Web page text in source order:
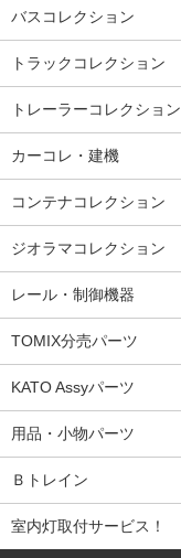
バスコレクション
トラックコレクション
トレーラーコレクション
カーコレ・建機
コンテナコレクション
ジオラマコレクション
レール・制御機器
TOMIX分売パーツ
KATO Assyパーツ
用品・小物パーツ
Ｂトレイン
室内灯取付サービス！